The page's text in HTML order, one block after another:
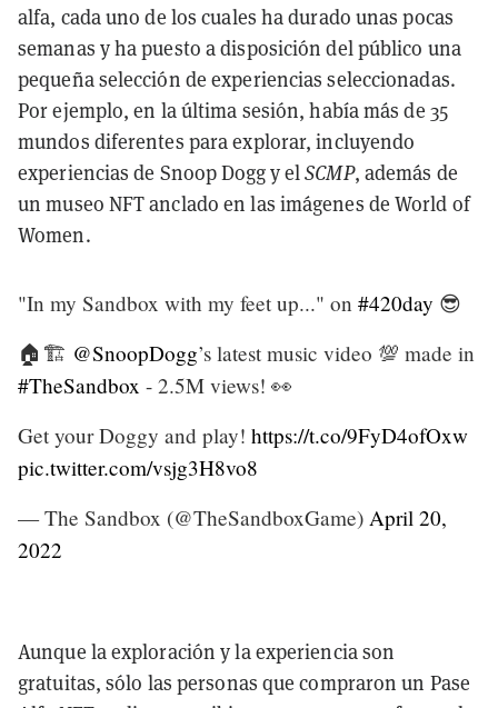
alfa, cada uno de los cuales ha durado unas pocas
semanas y ha puesto a disposición del público una
pequeña selección de experiencias seleccionadas.
Por ejemplo, en la última sesión, había más de 35
mundos diferentes para explorar, incluyendo
experiencias de Snoop Dogg y elSCMP, además de
un museo NFT anclado en las imágenes de World of
Women.
"In my Sandbox with my feet up..." on #420day 😎
🏠🏗️ @SnoopDogg’s latest music video 💯 made in
#TheSandbox - 2.5M views! 👀
Get your Doggy and play! https://t.co/9FyD4ofOxw
pic.twitter.com/vsjg3H8vo8
— The Sandbox (@TheSandboxGame) April 20,
2022
Aunque la exploración y la experiencia son
gratuitas, sólo las personas que compraron un Pase